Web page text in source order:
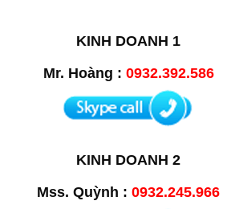
KINH DOANH 1
Mr. Hoàng : 0932.392.586
KINH DOANH 2
Mss. Quỳnh : 0932.245.966